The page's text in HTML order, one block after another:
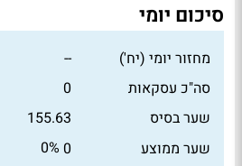
סיכום יומי
מחזור יומי (יח')
--
סה"כ עסקאות
0
שער בסיס
155.63
שער ממוצע
0
0%